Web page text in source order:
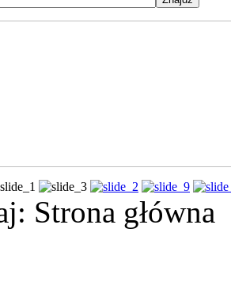
Strona główna